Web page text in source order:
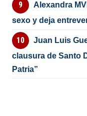
Alexandra
sexo y deja
Juan Luis
clausura de Santo
Patria”